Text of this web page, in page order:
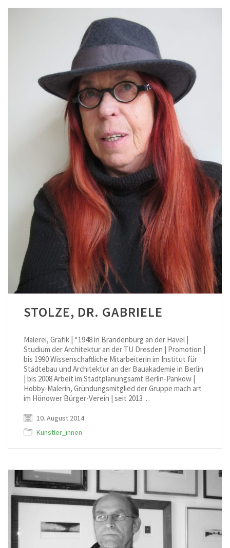
STOLZE, DR. GABRIELE
Malerei, Grafik | * 1948 in Brandenburg an der Havel |
Studium der Architektur an der TU Dresden | Promotion |
bis 1990 Wissenschaftliche Mitarbeiterin im Institut für
Städtebau und Architektur an der Bauakademie in Berlin
| bis 2008 Arbeit im Stadtplanungsamt Berlin-Pankow |
Hobby-Malerin, Gründungsmitglied der Gruppe mach art
im Hönower Bürger-Verein | seit 2013…
10. August 2014
Künstler_innen